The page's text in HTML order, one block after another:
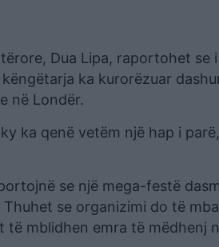
Dua Lipa, raportohet
ka kurorëzuar
në Londër.
ka qenë vetëm një hap i
se një mega-festë
se organizimi do të
të mblidhen emra të